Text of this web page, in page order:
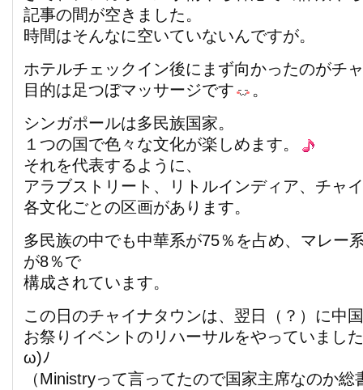
記事の間が空きました。
時間はそんなに空いていないんですが。
ホテルチェックイン後にまず向かったのがチ
目的は足つぼマッサージです
。
シンガポールは多民族国家。
１つの国で色々な文化が楽しめます。
それを代表するように、
アラブストリート、リトルインディア、チャ
各文化ごとの区画があります。
多民族の中でも中華系が75％を占め、マレー
が8％で
構成されています。
この日のチャイナタウンは、翌日（？）に中
お祭りイベントのリハーサルをやっていま
ω)ﾉ
（Ministryって言ってたので国家主席なのか